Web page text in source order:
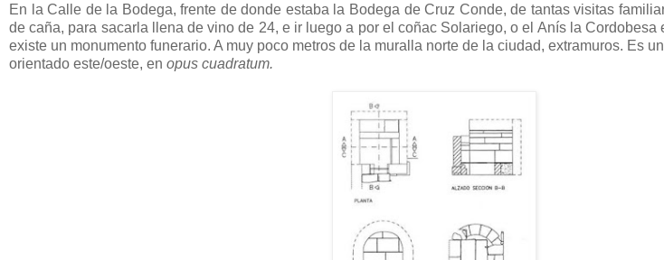
En la Calle de la Bodega, frente de donde estaba la Bodega de Cruz Conde, de tantas visitas
de caña, para sacarla llena de vino de 24, e ir luego a por el coñac Solariego, o el Anís la Cordobesa
existe un monumento funerario. A muy poco metros de la muralla norte de la ciudad, extramuros. Es
orientado este/oeste, en opus cuadratum.